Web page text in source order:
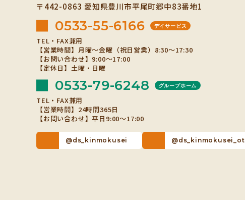
〒442-0863 愛知県豊川市平尾町郷中83番地1
0533-55-6166 デイサービス
TEL・FAX兼用
【営業時間】月曜～金曜（祝日営業）8:30～17:30
【お問い合わせ】9:00～17:00
【定休日】土曜・日曜
0533-79-6248 グループホーム
TEL・FAX兼用
【営業時間】24時間365日
【お問い合わせ】平日9:00～17:00
@ds_kinmokusei @ds_kinmokusei_ot